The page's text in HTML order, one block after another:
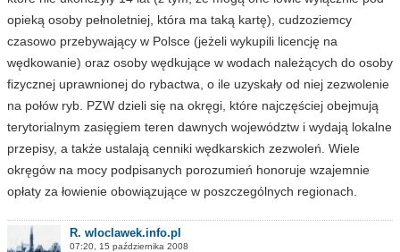
opieką osoby pełnoletniej, która ma taką kartę), cudzoziemcy
czasowo przebywający w Polsce (jeżeli wykupili licencję na
wędkowanie) oraz osoby wędkujące w wodach należących do osoby
fizycznej uprawnionej do rybactwa, o ile uzyskały od niej zezwolenie
na połów ryb. PZW dzieli się na okręgi, które najczęściej obejmują
terytorialnym zasięgiem teren dawnych województw i wydają lokalne
przepisy, a także ustalają cenniki wędkarskich zezwoleń. Wiele
okręgów na mocy podpisanych porozumień honoruje wzajemnie
opłaty za łowienie obowiązujące w poszczególnych regionach.
R. wloclawek.info.pl
07:20, 15 października 2008